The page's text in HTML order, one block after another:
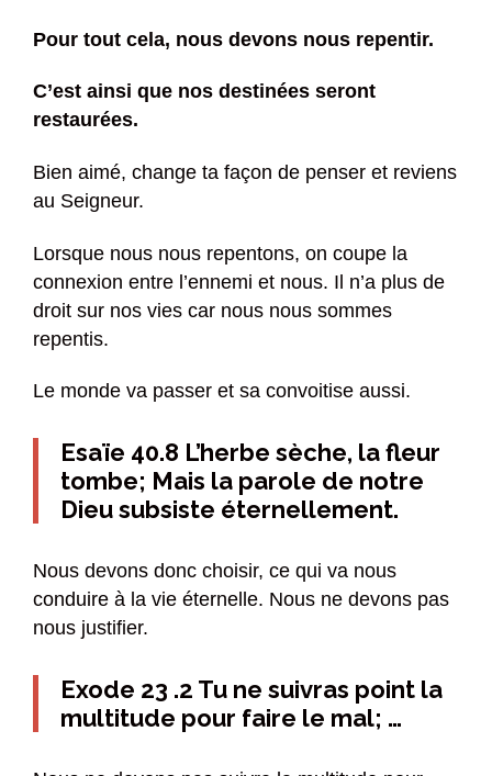
Pour tout cela, nous devons nous repentir.
C’est ainsi que nos destinées seront
restaurées.
Bien aimé, change ta façon de penser et reviens
au Seigneur.
Lorsque nous nous repentons, on coupe la
connexion entre l’ennemi et nous. Il n’a plus de
droit sur nos vies car nous nous sommes
repentis.
Le monde va passer et sa convoitise aussi.
Esaïe 40.8 L’herbe sèche, la fleur
tombe; Mais la parole de notre
Dieu subsiste éternellement.
Nous devons donc choisir, ce qui va nous
conduire à la vie éternelle. Nous ne devons pas
nous justifier.
Exode 23 .2 Tu ne suivras point la
multitude pour faire le mal; …